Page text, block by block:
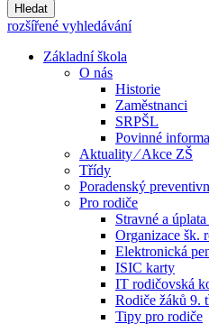
Hledat
rozšířené vyhledávání
Základní škola
O nás
Historie
Zaměstnanci
SRPŠL
Povinné
Aktuality ⁄ Akce ZŠ
Třídy
Poradenský
Pro rodiče
Stravné a
Organizace šk.
Elektronická
ISIC karty
IT rodičovská
Rodiče žáků 9.
Tipy pro rodiče